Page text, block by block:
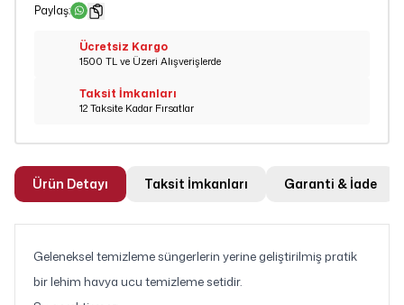
Paylaş:
Ücretsiz Kargo
1500 TL ve Üzeri Alışverişlerde
Taksit İmkanları
12 Taksite Kadar Fırsatlar
Ürün Detayı Taksit İmkanları Garanti & İade
Geleneksel temizleme süngerlerin yerine geliştirilmiş pratik
bir lehim havya ucu temizleme setidir.